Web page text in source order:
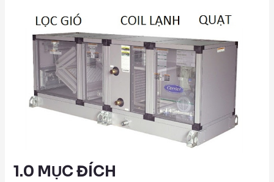
1.0 MỤC ĐÍCH